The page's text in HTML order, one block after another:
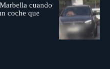
cuando
coche que